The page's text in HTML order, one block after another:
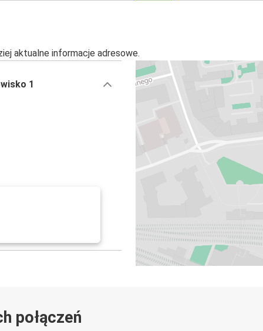
aktualne informacje adresowe.
1
połączeń